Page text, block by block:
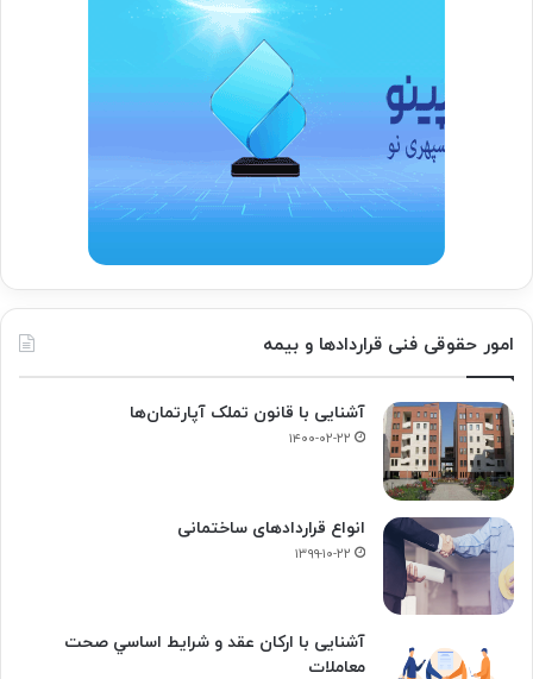
امور حقوقی فنی قراردادها و بیمه
آشنایی با قانون تملک آپارتمان‌ها
۱۴۰۰-۰۲-۲۲
انواع قراردادهای ساختمانی
۱۳۹۹-۱۰-۲۲
آشنایی با ارکان عقد و شرايط اساسي صحت
معاملات